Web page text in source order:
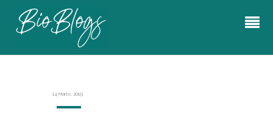
14 Marts, 2019